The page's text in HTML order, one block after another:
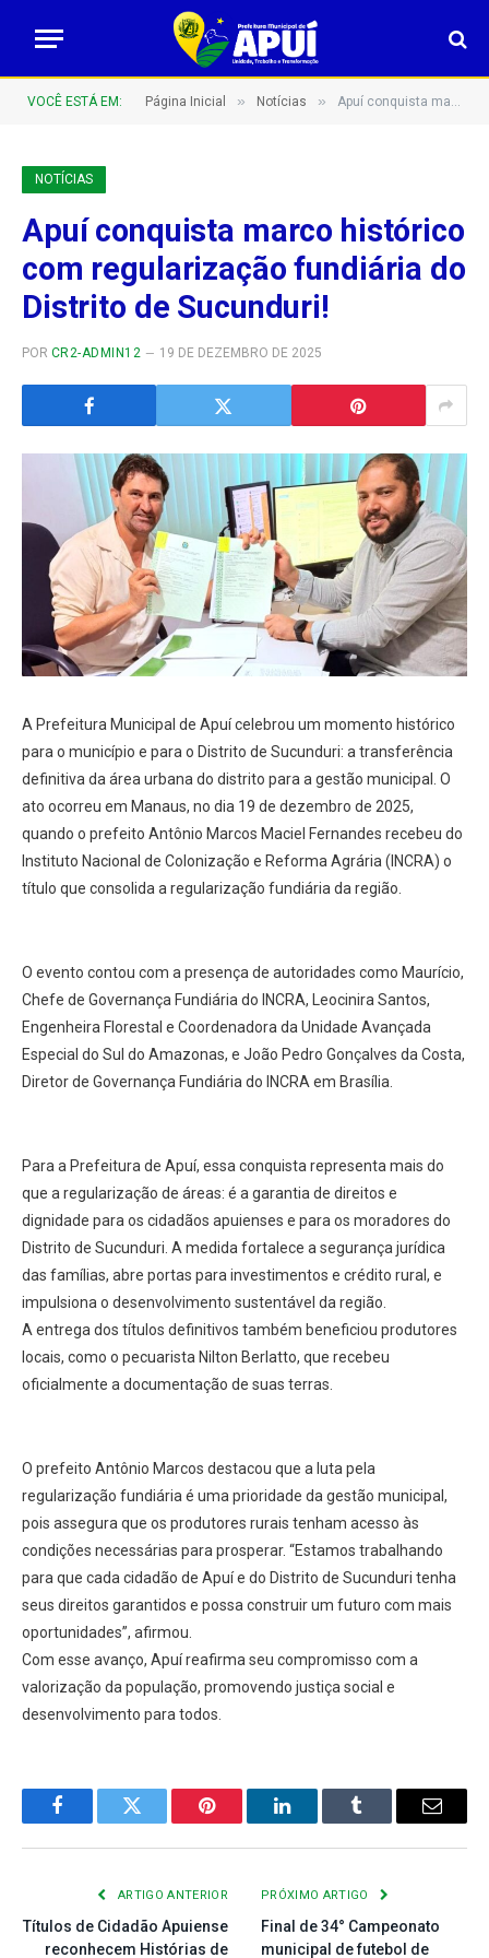
VOCÊ ESTÁ EM: Página Inicial » Notícias » Apuí conquista marco histórico com regularização fundiária do Distrito de Sucunduri!
NOTÍCIAS
Apuí conquista marco histórico
com regularização fundiária do
Distrito de Sucunduri!
POR CR2-ADMIN12 19 DE DEZEMBRO DE 2025
A Prefeitura Municipal de Apuí celebrou um momento histórico
para o município e para o Distrito de Sucunduri: a transferência
definitiva da área urbana do distrito para a gestão municipal. O
ato ocorreu em Manaus, no dia 19 de dezembro de 2025,
quando o prefeito Antônio Marcos Maciel Fernandes recebeu do
Instituto Nacional de Colonização e Reforma Agrária (INCRA) o
título que consolida a regularização fundiária da região.
O evento contou com a presença de autoridades como Maurício,
Chefe de Governança Fundiária do INCRA, Leocinira Santos,
Engenheira Florestal e Coordenadora da Unidade Avançada
Especial do Sul do Amazonas, e João Pedro Gonçalves da Costa,
Diretor de Governança Fundiária do INCRA em Brasília.
Para a Prefeitura de Apuí, essa conquista representa mais do
que a regularização de áreas: é a garantia de direitos e
dignidade para os cidadãos apuienses e para os moradores do
Distrito de Sucunduri. A medida fortalece a segurança jurídica
das famílias, abre portas para investimentos e crédito rural, e
impulsiona o desenvolvimento sustentável da região.
A entrega dos títulos definitivos também beneficiou produtores
locais, como o pecuarista Nilton Berlatto, que recebeu
oficialmente a documentação de suas terras.
O prefeito Antônio Marcos destacou que a luta pela
regularização fundiária é uma prioridade da gestão municipal,
pois assegura que os produtores rurais tenham acesso às
condições necessárias para prosperar. “Estamos trabalhando
para que cada cidadão de Apuí e do Distrito de Sucunduri tenha
seus direitos garantidos e possa construir um futuro com mais
oportunidades”, afirmou.
Com esse avanço, Apuí reafirma seu compromisso com a
valorização da população, promovendo justiça social e
desenvolvimento para todos.
FacebookTwitter Pinterest LinkedInTumblr
E-
ARTIGO ANTERIOR
Títulos de Cidadão Apuiense
reconhecem Histórias de
PRÓXIMO ARTIGO
Final de 34° Campeonato
municipal de futebol de